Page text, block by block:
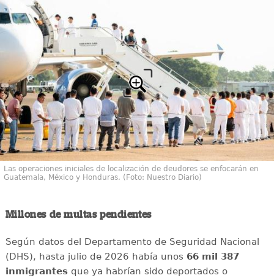
Las operaciones iniciales de localización de deudores se enfocarán en
Guatemala, México y Honduras. (Foto: Nuestro Diario)
Millones de multas pendientes
Según datos del Departamento de Seguridad Nacional
(DHS), hasta julio de 2026 había unos 66 mil 387
inmigrantesque ya habrían sido deportados o